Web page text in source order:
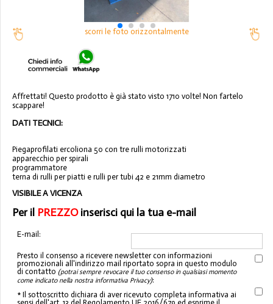
scorri le foto orizzontalmente
Affrettati! Questo prodotto è già stato visto 1710 volte! Non fartelo
scappare!
DATI TECNICI:
Piegaprofilati ercoliona 50 con tre rulli motorizzati
apparecchio per spirali
programmatore
terna di rulli per piatti e rulli per tubi 42 e 21mm diametro
VISIBILE A VICENZA
Per il PREZZOinserisci qui la tua e-mail
E-mail:
Presto il consenso a ricevere newsletter con informazioni
promozionali all'indirizzo mail riportato sopra in questo modulo
di contatto (potrai sempre revocare il tuo consenso in qualsiasi momento
come indicato nella nostra informativa Privacy):
* Il sottoscritto dichiara di aver ricevuto completa informativa ai